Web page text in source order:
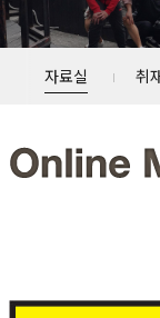
자료실 취